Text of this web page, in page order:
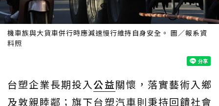
機車族與大貨車併行時應減速慢行維持自身安全。 圖／報系資
料照
台塑企業長期投入公益關懷，落實藝術入鄉
及敦親睦鄰；旗下台塑汽車則秉持回饋社會